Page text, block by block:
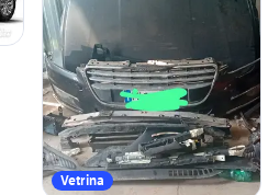
Vetrina